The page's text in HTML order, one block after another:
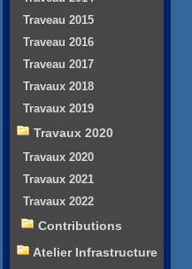
Traveau 2015
Traveau 2016
Traveau 2017
Travaux 2018
Travaux 2019
Travaux 2020
Travaux 2020
Travaux 2021
Travaux 2022
Contributions
Atelier Infrastructure